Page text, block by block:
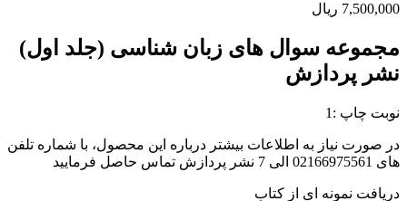
7,500,000 ریال
مجموعه سوال های زبان شناسی (جلد اول)
نشر پردازش
نوبت چاپ :1
در صورت نیاز به اطلاعات بیشتر درباره این محصول، با شماره تلفن
های 02166975561 الی 7 نشر پردازش تماس حاصل فرمایید
دریافت نمونه ای از کتاب